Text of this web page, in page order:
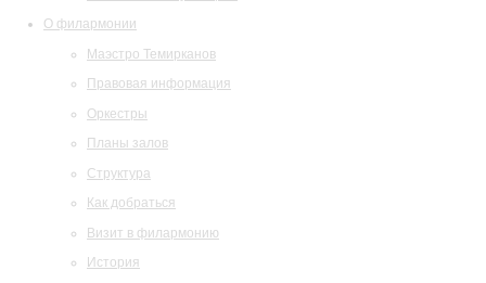
О филармонии
Маэстро Темирканов
Правовая информация
Оркестры
Планы залов
Структура
Как добраться
Визит в филармонию
История